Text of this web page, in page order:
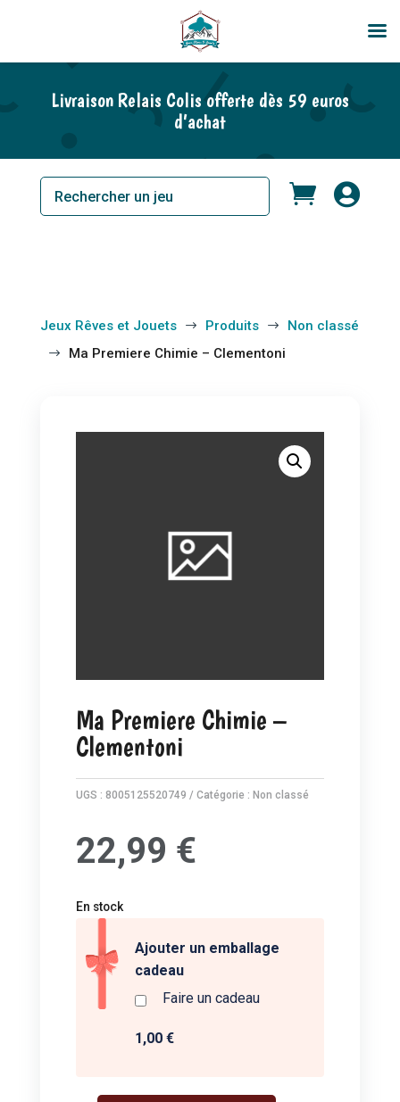
Livraison Relais Colis offerte dès 59 euros
d’achat
 
Jeux Rêves et Jouets $ Produits $ Non classé
$ Ma Premiere Chimie – Clementoni
Ma Premiere Chimie –
Clementoni
UGS : 8005125520749 Catégorie : Non classé
22,99 €
En stock
Ajouter un emballage
cadeau
Faire un cadeau
1,00 €